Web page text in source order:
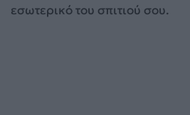
εσωτερικό του σπιτιού σου.